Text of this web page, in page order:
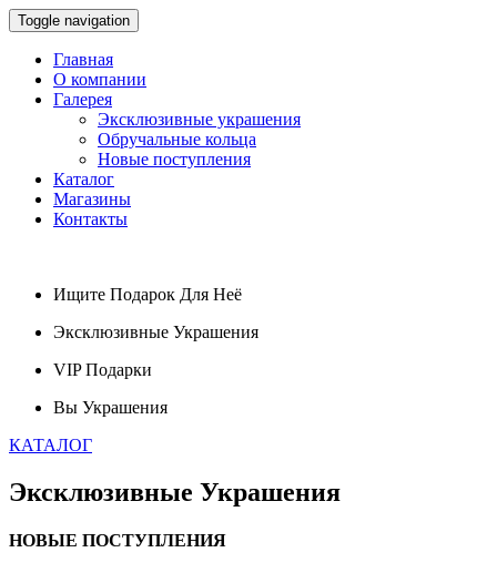
Toggle navigation
Главная
О компании
Галерея
Эксклюзивные украшения
Обручальные кольца
Новые поступления
Каталог
Магазины
Контакты
Ищите Подарок Для Неё
Эксклюзивные Украшения
VIPПодарки
Вы Украшения
КАТАЛОГ
Эксклюзивные Украшения
НОВЫЕ ПОСТУПЛЕНИЯ